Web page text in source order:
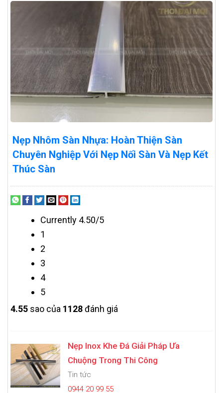
Nẹp Nhôm Sàn Nhựa: Hoàn Thiện Sàn
Chuyên Nghiệp Với Nẹp Nối Sàn Và Nẹp Kết
Thúc Sàn
Currently 4.50/5
1
2
3
4
5
4.55 sao của 1128đánh giá
Nẹp Inox Khe Đá Giải Pháp Ưa
Chuộng Trong Thi Công
Tin tức
0944 20 99 55